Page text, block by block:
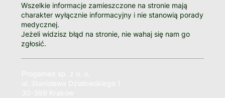
Wszelkie informacje zamieszczone na stronie mają
charakter wyłącznie informacyjny i nie stanowią porady
medycznej.
Jeżeli widzisz błąd na stronie, nie wahaj się nam go
zgłosić.